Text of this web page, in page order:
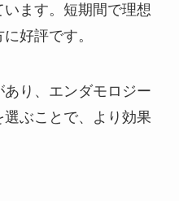
ます。短期間で理想
好評です。
り、エンダモロジー
ぶことで、より効果